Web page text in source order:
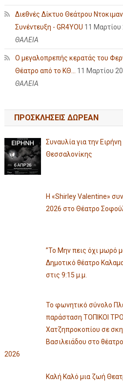
Διεθνές Δίκτυο Θεάτρου
Συνέντευξη - GR4YOU 11 Μαρτίου
ΘΑΛΕΙΑ
Ο μεγαλοπρεπής κερατάς του
Θέατρο από το ΚΘ...
11 Μαρτίου
ΘΑΛΕΙΑ
ΠΡΟΣΚΛΗΣΕΙΣ ΔΩΡΕΑΝ
Συναυλία για την
Θεσσαλονίκης
Η «Shirley Valentine»
2026 στο Θέατρο
”Το Μην πεις όχι μωρό
Δημοτικό θέατρο
στις 9:15 μ.μ.
Το φωνητικό σύνολο
παράσταση ΤΟΠΙΚΟΙ
Χατζηπροκοπίου σε
Βασιλειάδου στο
2026
Καλή Καλό μια ζωή